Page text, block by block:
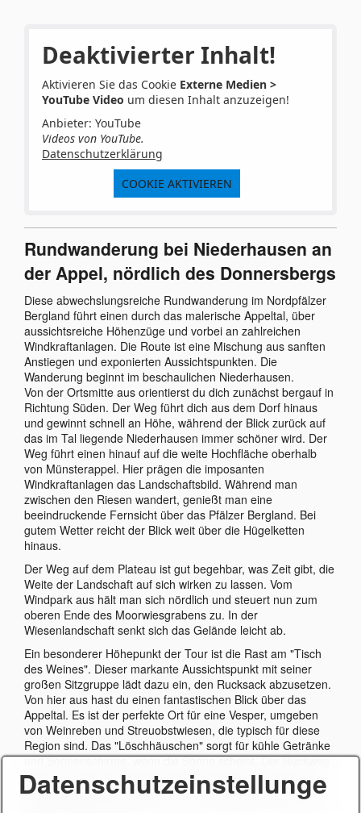
Deaktivierter Inhalt!
Aktivieren Sie das Cookie Externe Medien >
YouTube Video um diesen Inhalt anzuzeigen!
Anbieter: YouTube
Videos von YouTube.
Datenschutzerklärung
COOKIE AKTIVIEREN
Rundwanderung bei Niederhausen an
der Appel, nördlich des Donnersbergs
Diese abwechslungsreiche Rundwanderung im Nordpfälzer
Bergland führt einen durch das malerische Appeltal, über
aussichtsreiche Höhenzüge und vorbei an zahlreichen
Windkraftanlagen. Die Route ist eine Mischung aus sanften
Anstiegen und exponierten Aussichtspunkten. Die
Wanderung beginnt im beschaulichen Niederhausen.
Von der Ortsmitte aus orientierst du dich zunächst bergauf in
Richtung Süden. Der Weg führt dich aus dem Dorf hinaus
und gewinnt schnell an Höhe, während der Blick zurück auf
das im Tal liegende Niederhausen immer schöner wird. Der
Weg führt einen hinauf auf die weite Hochfläche oberhalb
von Münsterappel. Hier prägen die imposanten
Windkraftanlagen das Landschaftsbild. Während man
zwischen den Riesen wandert, genießt man eine
beeindruckende Fernsicht über das Pfälzer Bergland. Bei
gutem Wetter reicht der Blick weit über die Hügelketten
hinaus.
Der Weg auf dem Plateau ist gut begehbar, was Zeit gibt, die
Weite der Landschaft auf sich wirken zu lassen. Vom
Windpark aus hält man sich nördlich und steuert nun zum
oberen Ende des Moorwiesgrabens zu. In der
Wiesenlandschaft senkt sich das Gelände leicht ab.
Ein besonderer Höhepunkt der Tour ist die Rast am "Tisch
des Weines". Dieser markante Aussichtspunkt mit seiner
großen Sitzgruppe lädt dazu ein, den Rucksack abzusetzen.
Von hier aus hast du einen fantastischen Blick über das
Appeltal. Es ist der perfekte Ort für eine Vesper, umgeben
von Weinreben und Streuobstwiesen, die typisch für diese
Region sind. Das "Löschhäuschen" sorgt für kühle Getränke
und Sonnenschirme, wenn die Sonne scheint. Der Rückweg
führt nun über den Höhenrücken unmittelbar oberhalb des
Appelbachs. Zuletzt wieder Richtung Süden, bis sich der
Datenschutzeinstellunge